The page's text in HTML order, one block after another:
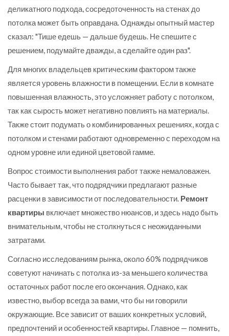
деликатного подхода, сосредоточенность на стенах до
потолка может быть оправдана. Однажды опытный мастер
сказал: "Тише едешь — дальше будешь. Не спешите с
решением, подумайте дважды, а сделайте один раз".
Для многих владельцев критическим фактором также
является уровень влажности в помещении. Если в комнате
повышенная влажность, это усложняет работу с потолком,
так как сырость может негативно повлиять на материалы.
Также стоит подумать о комбинированных решениях, когда с
потолком и стенами работают одновременно с переходом на
одном уровне или единой цветовой гамме.
Вопрос стоимости выполнения работ также немаловажен.
Часто бывает так, что подрядчики предлагают разные
расценки в зависимости от последовательности. Ремонт
квартиры включает множество нюансов, и здесь надо быть
внимательным, чтобы не столкнуться с неожиданными
затратами.
Согласно исследованиям рынка, около 60% подрядчиков
советуют начинать с потолка из-за меньшего количества
остаточных работ после его окончания. Однако, как
известно, выбор всегда за вами, что бы ни говорили
окружающие. Все зависит от ваших конкретных условий,
предпочтений и особенностей квартиры. Главное — помнить,